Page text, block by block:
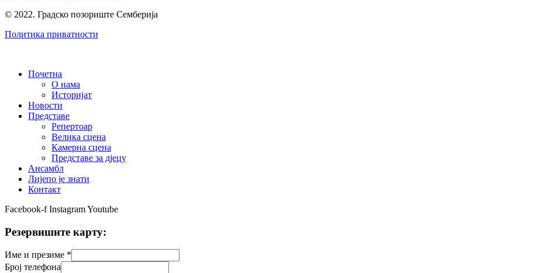
© 2022. Градско позориште Семберија
Политика приватности
Почетна
О нама
Историјат
Новости
Представе
Репертоар
Велика сцена
Камерна сцена
Представе за дјецу
Ансамбл
Лијепо је знати
Контакт
Facebook-f InstagramYoutube
Резервишите карту:
Име и презиме *
Број телефона